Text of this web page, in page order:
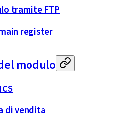
tramite FTP
register
modulo
di vendita